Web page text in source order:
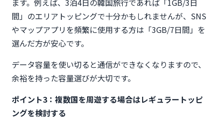
ます。例えば、3泊4日の韓国旅行であれば「1GB/3日
間」のエリアトッピングで十分かもしれませんが、SNS
やマップアプリを頻繁に使用する方は「3GB/7日間」を
選んだ方が安心です。
データ容量を使い切ると通信ができなくなりますので、
余裕を持った容量選びが大切です。
ポイント3：複数国を周遊する場合はレギュラートッピ
ングを検討する